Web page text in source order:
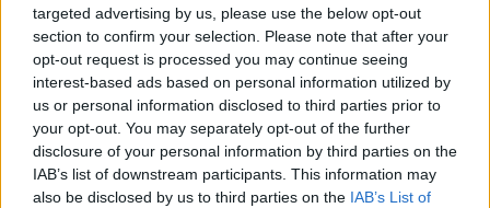
targeted advertising by us, please use the below opt-out
section to confirm your selection. Please note that after your
opt-out request is processed you may continue seeing
interest-based ads based on personal information utilized by
us or personal information disclosed to third parties prior to
your opt-out. You may separately opt-out of the further
disclosure of your personal information by third parties on the
IAB’s list of downstream participants. This information may
also be disclosed by us to third parties on the IAB’s List of